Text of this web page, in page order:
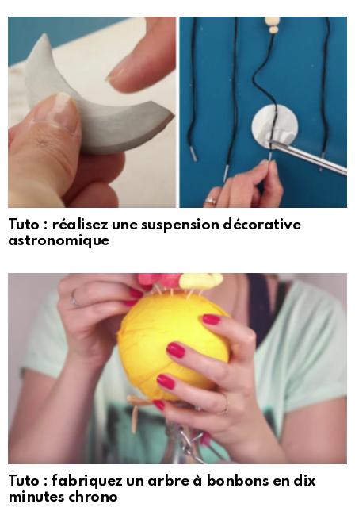
Tuto : réalisez une suspension décorative
astronomique
Tuto : fabriquez un arbre à bonbons en dix
minutes chrono